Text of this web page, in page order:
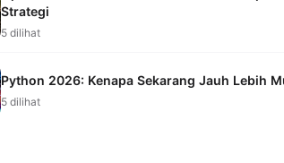
Strategi
5 dilihat
Python 2026: Kenapa Sekarang Jauh Lebih
5 dilihat